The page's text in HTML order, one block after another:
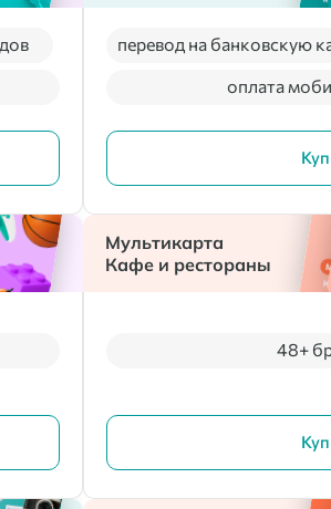
оплата
перевод на банковскую
Мультикарта
Кафе и рестораны
48+